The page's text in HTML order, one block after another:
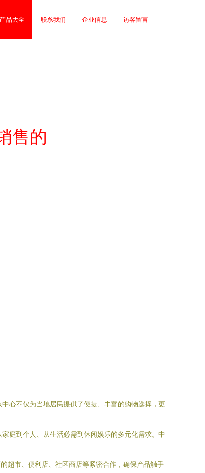
产品大全 联系我们 企业信息 访客留言
售的
心不仅为当地居民提供了便捷、丰富的购物选择，更
庭到个人、从生活必需到休闲娱乐的多元化需求。中
超市、便利店、社区商店等紧密合作，确保产品触手